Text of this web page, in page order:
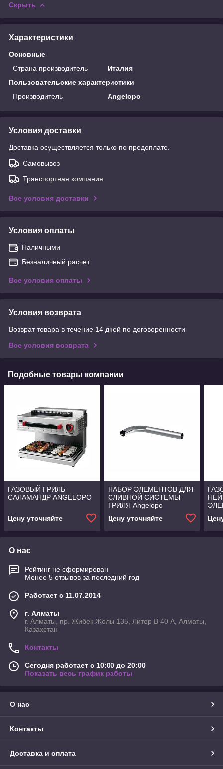
Скрыть
Характеристики
Основные
Страна производитель
Италия
Пользовательские характеристики
Производитель
Angelopo
Условия доставки
Доставка осуществляется только по предоплате.
Самовывоз
Транспортная компания
Все условия доставки
Условия оплаты
Наличными
Безналичный расчет
Все условия оплаты
Условия возврата
Возврат товара в течение 14 дней по договоренности
Все условия возврата
Подобные товары компании
ГАЗОВЫЙ ГРИЛЬ
САЛАМАНДР ANGELOPO
Цену уточняйте
НАБОР ЭЛЕМЕНТОВ ДЛЯ
СЛИВНОЙ СИСТЕМЫ
ГРИЛЯ Angelopo
Цену уточняйте
О нас
Рейтинг не сформирован
Менее 5 отзывов за последний год
Работает с 11.07.2014
г. Алматы
г. Алматы, пр. Жибек Жолы 135, Литер В 40 А, Алматы,
Казахстан
Контакты
Сегодня работает с 10:00 до 20:00
Показать весь график работы
О нас
Контакты
Доставка и оплата